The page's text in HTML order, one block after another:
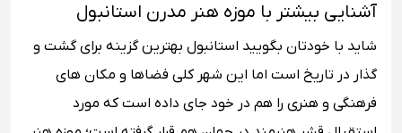
آشنایی بیشتر با موزه هنر مدرن استانبول
شاید با خودتان بگویید استانبول بهترین گزینه برای گشت و
گذار در تاریخ است اما این شهر کلی فضاها و مکان های
فرهنگی و هنری را هم در خود جای داده است که مورد